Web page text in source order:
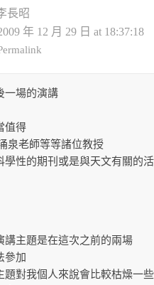
長昭
年 12 月 29 日 at 18:37:18
一場的演講
值得
泉老師等等諸位教授
學性的期刊或是與天文有關的
講主題是在這次之前的兩場
參加
題對我個人來說會比較枯燥一些